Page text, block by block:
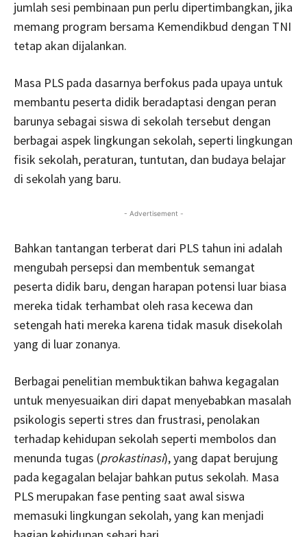
jumlah sesi pembinaan pun perlu dipertimbangkan, jika
memang program bersama Kemendikbud dengan TNI
tetap akan dijalankan.
Masa PLS pada dasarnya berfokus pada upaya untuk
membantu peserta didik beradaptasi dengan peran
barunya sebagai siswa di sekolah tersebut dengan
berbagai aspek lingkungan sekolah, seperti lingkungan
fisik sekolah, peraturan, tuntutan, dan budaya belajar
di sekolah yang baru.
- Advertisement -
Bahkan tantangan terberat dari PLS tahun ini adalah
mengubah persepsi dan membentuk semangat
peserta didik baru, dengan harapan potensi luar biasa
mereka tidak terhambat oleh rasa kecewa dan
setengah hati mereka karena tidak masuk disekolah
yang di luar zonanya.
Berbagai penelitian membuktikan bahwa kegagalan
untuk menyesuaikan diri dapat menyebabkan masalah
psikologis seperti stres dan frustrasi, penolakan
terhadap kehidupan sekolah seperti membolos dan
menunda tugas (prokastinasi), yang dapat berujung
pada kegagalan belajar bahkan putus sekolah. Masa
PLS merupakan fase penting saat awal siswa
memasuki lingkungan sekolah, yang kan menjadi